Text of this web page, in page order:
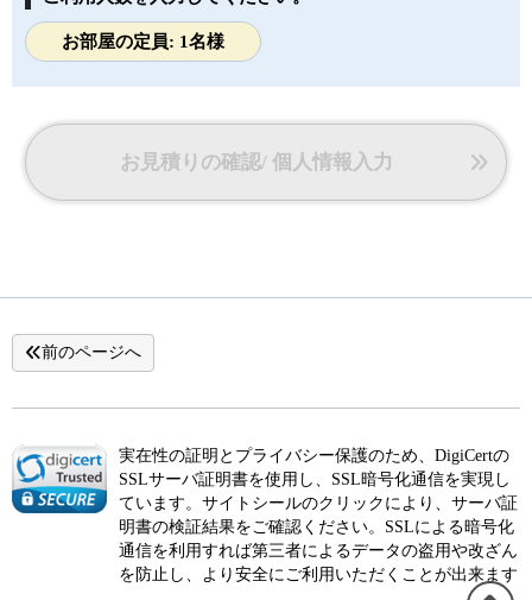
お部屋の定員: 1名様
お見積りの確認/ 個人情報入力
前のページへ
実在性の証明とプライバシー保護のため、DigiCertの
SSLサーバ証明書を使用し、SSL暗号化通信を実現し
ています。サイトシールのクリックにより、サーバ証
明書の検証結果をご確認ください。SSLによる暗号化
通信を利用すれば第三者によるデータの盗用や改ざん
を防止し、より安全にご利用いただくことが出来ます